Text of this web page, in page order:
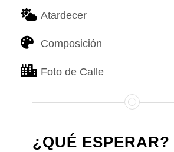
Atardecer
Composición
Foto de Calle
¿QUÉ ESPERAR?